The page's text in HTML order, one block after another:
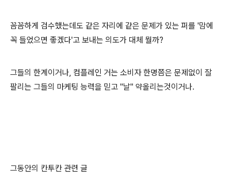
꼼꼼하게 검수했는데도 같은 자리에 같은 문제가 있는 퍼를 '맘에
꼭 들었으면 좋겠다'고 보내는 의도가 대체 뭘까?
그들의 한계이거나, 컴플레인 거는 소비자 한명쯤은 문제없이 잘
팔리는 그들의 마케팅 능력을 믿고 "날" 약올리는것이거나.
그동안의 칸투칸 관련 글